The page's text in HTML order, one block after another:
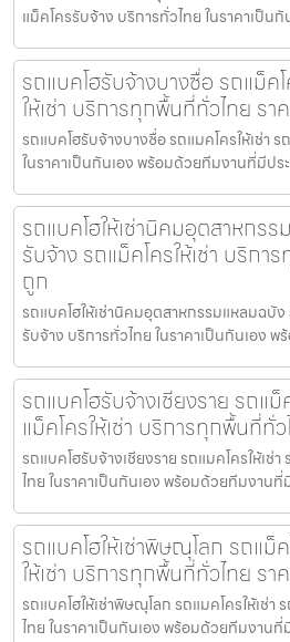
แม็คโครรับจ้าง บริการทั่วไทย ในราคาเป็น
รถแบคโฮรับจ้างบางซื่อ รถแม็ค
ให้เช่า บริการทุกพื้นที่ทั่วไทย รา
รถแบคโฮรับจ้างบางซื่อ รถแมคโครให้เช่า
ในราคาเป็นกันเอง พร้อมด้วยทีมงานที่มีปร
รถแบคโฮให้เช่านิคมอุตสาหกร
รับจ้าง รถแม็คโครให้เช่า บริกา
ถูก
รถแบคโฮให้เช่านิคมอุตสาหกรรมแหลมฉบัง
รับจ้าง บริการทั่วไทย ในราคาเป็นกันเอง
รถแบคโฮรับจ้างเชียงราย รถแ
แม็คโครให้เช่า บริการทุกพื้นที่ทั่
รถแบคโฮรับจ้างเชียงราย รถแมคโครให้เช่
ไทย ในราคาเป็นกันเอง พร้อมด้วยทีมงาน
รถแบคโฮให้เช่าพิษณุโลก รถแม็
ให้เช่า บริการทุกพื้นที่ทั่วไทย รา
รถแบคโฮให้เช่าพิษณุโลก รถแมคโครให้เช่า
ไทย ในราคาเป็นกันเอง พร้อมด้วยทีมงาน